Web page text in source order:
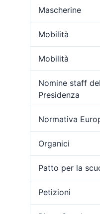
Mascherine
Mobilità
Mobilità
Nomine staff
Presidenza
Normativa
Organici
Patto per la
Petizioni